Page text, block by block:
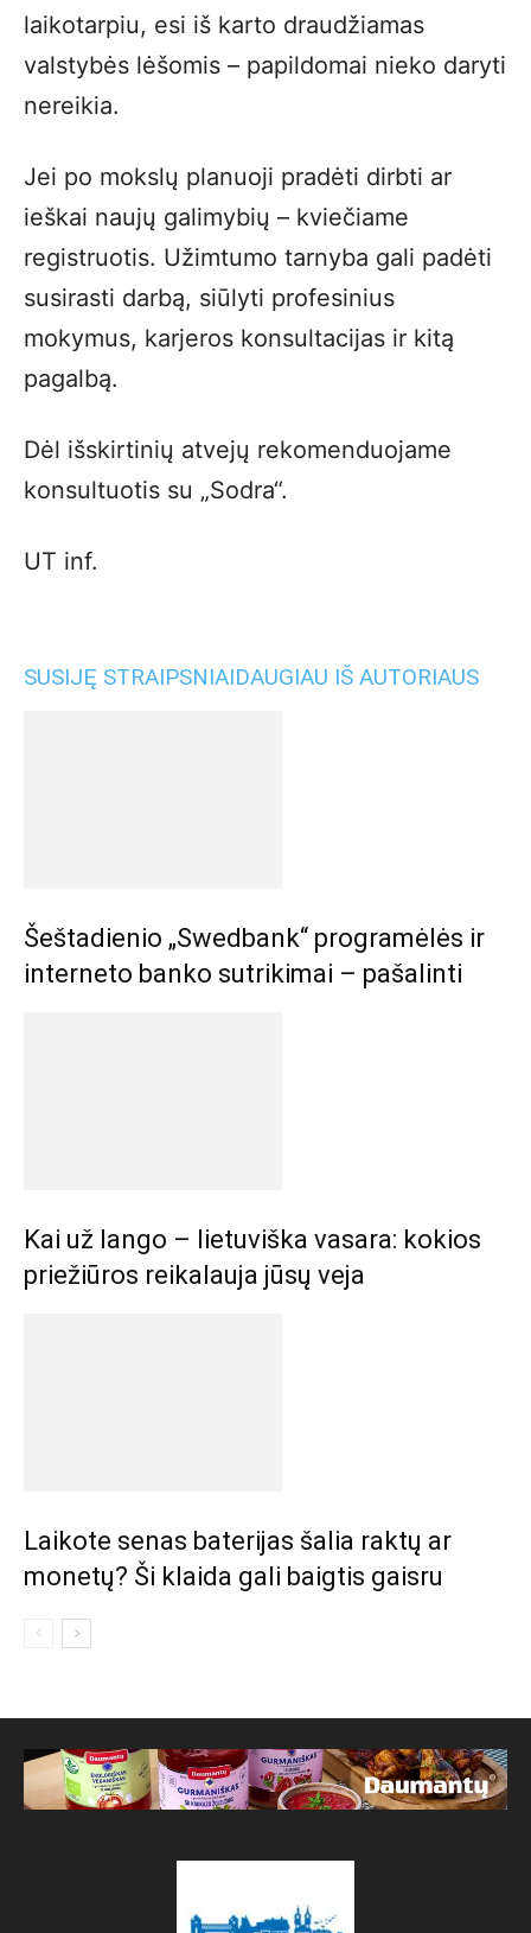
laikotarpiu, esi iš karto draudžiamas
valstybės lėšomis – papildomai nieko daryti
nereikia.
Jei po mokslų planuoji pradėti dirbti ar
ieškai naujų galimybių – kviečiame
registruotis. Užimtumo tarnyba gali padėti
susirasti darbą, siūlyti profesinius
mokymus, karjeros konsultacijas ir kitą
pagalbą.
Dėl išskirtinių atvejų rekomenduojame
konsultuotis su „Sodra“.
UT inf.
SUSIJĘ STRAIPSNIAIDAUGIAU IŠ AUTORIAUS
Šeštadienio „Swedbank“ programėlės ir
interneto banko sutrikimai – pašalinti
Kai už lango – lietuviška vasara: kokios
priežiūros reikalauja jūsų veja
Laikote senas baterijas šalia raktų ar
monetų? Ši klaida gali baigtis gaisru